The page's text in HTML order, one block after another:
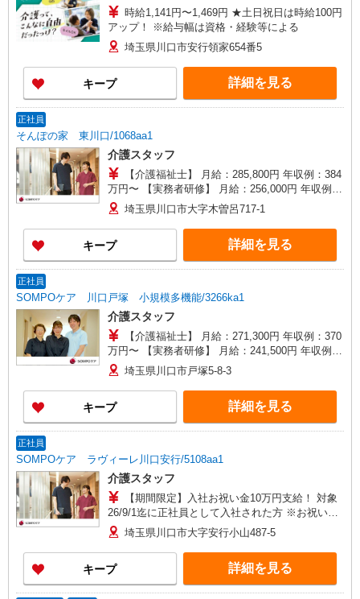
時給1,141円〜1,469円 ★土日祝日は時給100円
アップ！ ※給与幅は資格・経験等による
埼玉県川口市安行領家654番5
キープ 詳細を見る
正社員
そんぽの家 東川口/1068aa1
介護スタッフ
【介護福祉士】 月給：285,800円 年収例：384
万円〜 【実務者研修】 月給：256,000円 年収例：
345万円〜 【初任者研修・無資格】 月給：
247,200円 年収例：334万円〜 ※職務手当、働き
がい向上手当、日祝手当（月平均2回分）、夜勤手
当（月平均5回分）等、毎月平均的に支払われる手
当を含みます。 ※介護福祉士のみ、特別職務手当
分〜） ◎賞与 基本給2.08ヶ月分/年支給
埼玉県川口市大字木曽呂717-1
キープ 詳細を見る
正社員
SOMPOケア 川口戸塚 小規模多機能/3266ka1
介護スタッフ
【介護福祉士】 月給：271,300円 年収例：370
万円〜 【実務者研修】 月給：241,500円 年収例：
330万円〜 【初任者研修】 月給：232,700円 年収
例：320万円〜 ※職務手当、働きがい向上手当、
日祝手当（月平均2回分）、夜勤手当（月平均5回
分）等、毎月平均的に支払われる手当を含みま
す。 ※介護福祉士のみ、特別職務手当も含む ◎オ
時は別途時間外手当支給（超過1分〜） ◎賞与
基本給2.08ヶ月分/年支給
埼玉県川口市戸塚5-8-3
キープ 詳細を見る
正社員
SOMPOケア ラヴィーレ川口安行/5108aa1
介護スタッフ
【期間限定】入社お祝い金10万円支給！ 対象
26/9/1迄に正社員として入社された方 ※お祝い金
は入社後3か月目の給与で支給、その他詳細は面接
時にご案内します 【介護福祉士】月給285,800円
／年収例384万円〜 【実務者研修】月給256,000円
／年収例345万円〜 【初任者研修・無資格】月給
247,200円／年収例334万円〜 ※職務手当、働きが
埼玉県川口市大字安行小山487-5
キープ 詳細を見る